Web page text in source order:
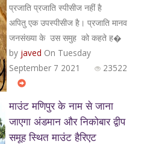
प्रजाति प्रजाति स्‍पीसीज नहीं है
अपितु एक उपस्‍पीसीज है। प्रजाति मानव
जनसंख्या के उस समुह को कहते ह�
by javed On Tuesday
September 7 2021
23522
माउंट मणिपुर के नाम से जाना
जाएगा अंडमान और निकोबार द्वीप
समूह स्थित माउंट हैरिएट